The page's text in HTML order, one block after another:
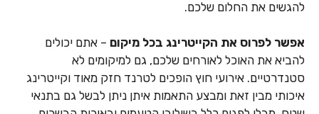
להגשים את החלום שלכם.
אפשר לפרוס את הקייטרינג בכל מיקום– אתם יכולים
להביא את האוכל לאורחים שלכם, גם למיקומים לא
סטנדרטיים. אירועי חוץ הופכים לטרנד חזק מאוד וקייטרינג
איכותי מבין זאת ומבצע התאמות איתן ניתן לבשל גם בתנאי